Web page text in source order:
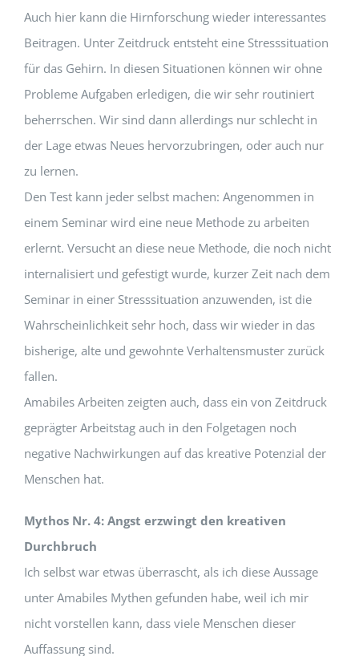
Auch hier kann die Hirnforschung wieder interessantes
Beitragen. Unter Zeitdruck entsteht eine Stresssituation
für das Gehirn. In diesen Situationen können wir ohne
Probleme Aufgaben erledigen, die wir sehr routiniert
beherrschen. Wir sind dann allerdings nur schlecht in
der Lage etwas Neues hervorzubringen, oder auch nur
zu lernen.
Den Test kann jeder selbst machen: Angenommen in
einem Seminar wird eine neue Methode zu arbeiten
erlernt. Versucht an diese neue Methode, die noch nicht
internalisiert und gefestigt wurde, kurzer Zeit nach dem
Seminar in einer Stresssituation anzuwenden, ist die
Wahrscheinlichkeit sehr hoch, dass wir wieder in das
bisherige, alte und gewohnte Verhaltensmuster zurück
fallen.
Amabiles Arbeiten zeigten auch, dass ein von Zeitdruck
geprägter Arbeitstag auch in den Folgetagen noch
negative Nachwirkungen auf das kreative Potenzial der
Menschen hat.
Mythos Nr. 4: Angst erzwingt den kreativen
Durchbruch
Ich selbst war etwas überrascht, als ich diese Aussage
unter Amabiles Mythen gefunden habe, weil ich mir
nicht vorstellen kann, dass viele Menschen dieser
Auffassung sind.